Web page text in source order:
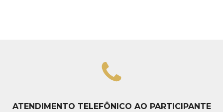
ATENDIMENTO TELEFÔNICO AO PARTICIPANTE